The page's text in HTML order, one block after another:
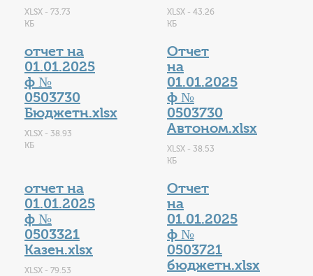
XLSX - 73.73
КБ
XLSX - 43.26
КБ
отчет на
01.01.2025
ф №
0503730
Бюджетн.xlsx
XLSX - 38.93
КБ
Отчет
на
01.01.2025
ф №
0503730
Автоном.xlsx
XLSX - 38.53
КБ
отчет на
01.01.2025
ф №
0503321
Казен.xlsx
XLSX - 79.53
Отчет
на
01.01.2025
ф №
0503721
бюджетн.xlsx